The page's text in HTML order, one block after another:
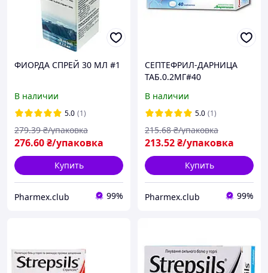
ФИОРДА СПРЕЙ 30 МЛ #1
В наличии
5.0 (1)
276.60₴/упаковка
279.39 ₴/упаковка
Купить
Pharmex.club 99%
СЕПТЕФРИЛ-ДАРНИЦА
ТАБ.0.2МГ#40
В наличии
5.0 (1)
213.52₴/упаковка
215.68 ₴/упаковка
Купить
Pharmex.club 99%